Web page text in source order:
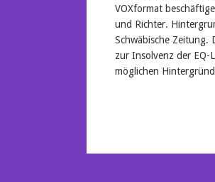
VOXformat
und Richter.
Schwäbische Zeitung.
zur Insolvenz der EQ-
möglichen